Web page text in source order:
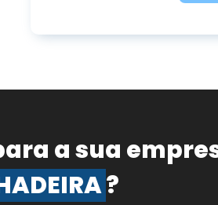
a sua
?